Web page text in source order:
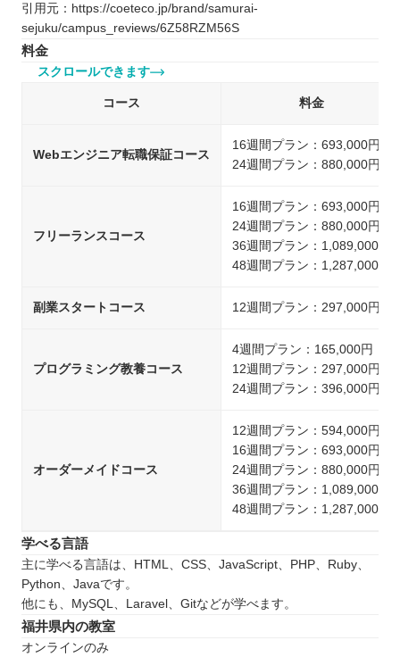
引用元：https://coeteco.jp/brand/samurai-
sejuku/campus_reviews/6Z58RZM56S
料金
スクロールできます
コース 料金
Webエンジニア転職保証コース
16週間プラン：693,000円
24週間プラン：880,000円
フリーランスコース
16週間プラン：693,000円
24週間プラン：880,000円
36週間プラン：1,089,000円
48週間プラン：1,287,000円
副業スタートコース 12週間プラン：297,000円
プログラミング教養コース
4週間プラン：165,000円
12週間プラン：297,000円
24週間プラン：396,000円
オーダーメイドコース
12週間プラン：594,000円
16週間プラン：693,000円
24週間プラン：880,000円
36週間プラン：1,089,000円
48週間プラン：1,287,000円
学べる言語
主に学べる言語は、HTML、CSS、JavaScript、PHP、Ruby、
Python、Javaです。
他にも、MySQL、Laravel、Gitなどが学べます。
福井県内の教室
オンラインのみ